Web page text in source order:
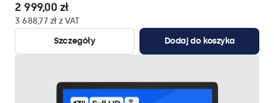
2 999,00 zł
3 688,77 zł z VAT
Szczegóły
Dodaj do koszyka